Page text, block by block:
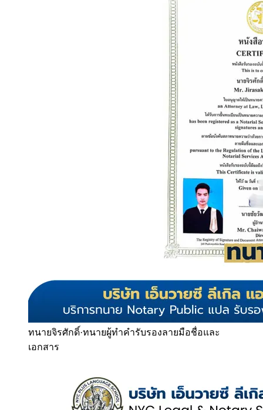
ทนายจิรศักดิ์·ทนายผู้ทำคำรับรองลายมือชื่อและ
เอกสาร